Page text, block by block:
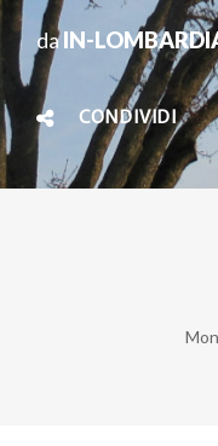
daIN-
CONDIVIDI